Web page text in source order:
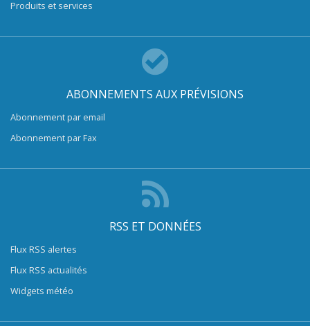
Produits et services
ABONNEMENTS AUX PRÉVISIONS
Abonnement par email
Abonnement par Fax
RSS ET DONNÉES
Flux RSS alertes
Flux RSS actualités
Widgets météo